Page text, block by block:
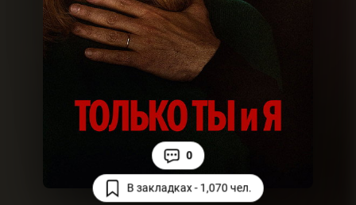
В закладках - 1,070 чел.
0